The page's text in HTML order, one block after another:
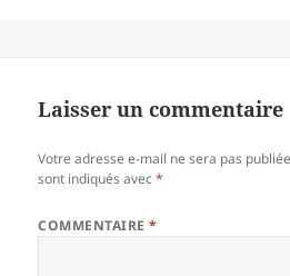
Laisser un commentaire
Votre adresse e-mail ne sera pas
sont indiqués avec*
COMMENTAIRE*